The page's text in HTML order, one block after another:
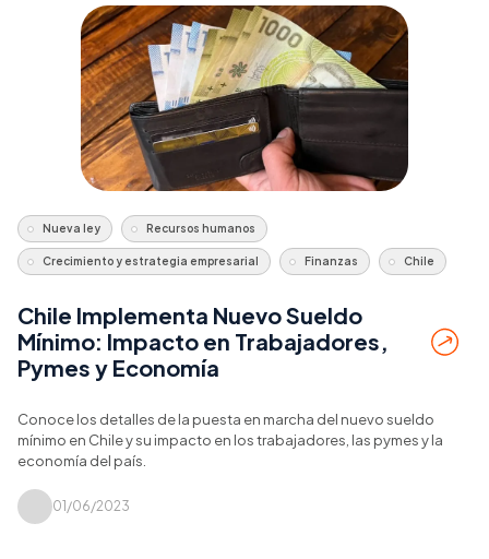
Nueva ley Recursos humanos
Crecimiento y estrategia empresarial Finanzas Chile
Chile Implementa Nuevo Sueldo
Mínimo: Impacto en Trabajadores,
Pymes y Economía
Conoce los detalles de la puesta en marcha del nuevo sueldo
mínimo en Chile y su impacto en los trabajadores, las pymes y la
economía del país.
01/06/2023